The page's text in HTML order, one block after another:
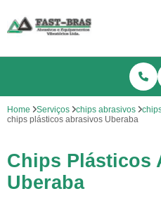
Home Serviços chips abrasivos
chips plásticos abrasivos Uberaba
Chips Plásticos
Uberaba